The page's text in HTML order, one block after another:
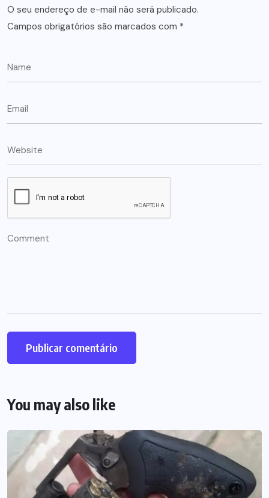
O seu endereço de e-mail não será publicado.
Campos obrigatórios são marcados com *
You may also like